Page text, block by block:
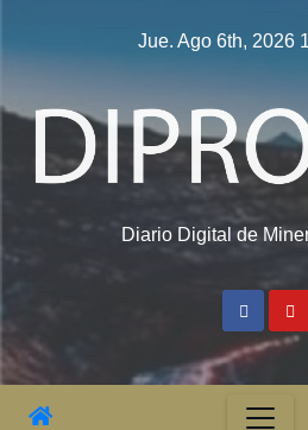
Jue. Ago 6th, 2026
Diario Digital de